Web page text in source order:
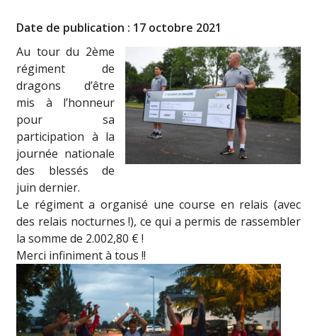
Date de publication : 17 octobre 2021
Au tour du 2ème
régiment de
dragons d’être
mis à l’honneur
pour sa
participation à la
journée nationale
des blessés de
juin dernier.
Le régiment a organisé une course en relais (avec
des relais nocturnes !), ce qui a permis de rassembler
la somme de 2.002,80 € !
Merci infiniment à tous !!